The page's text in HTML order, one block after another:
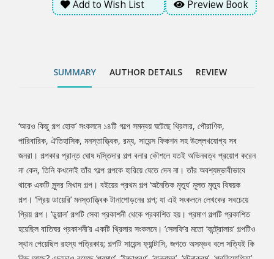
প্রকাশনী’র একটি থ্রিলার সংকলনে। ‘সেলফি’র মতো ‘কন্ট্রোলার’ গল্পটিও স্থান
ডমিনও এফেক্ট’ সংকলনের শেষ পরিবেশনা।
Add to Wish List Preview Book
SUMMARY AUTHOR DETAILS REVIEW
Tab
Article
‘আরও কিছু গল্প হোক’ সংকলনে ১৪টি গল্পে সমন্বয় ঘটেছে থ্রিলার, পৌরাণিক,
পারিবারিক, ঐতিহাসিক, মনস্তাত্ত্বিক, রম্য, সায়েন্স ফিকশন সহ উল্লেখযোগ্য সব
জনরা। গল্পকার প্রান্ত ঘোষ দস্তিদার গল্প বলার কৌশলে যতই অভিনবত্ব প্রয়োগ করেন
না কেন, তিনি কখনোই তাঁর গল্পে গল্পকে হারিয়ে যেতে দেন না। তাঁর অবশ্যম্ভাবীভাবে
থাকে একটি সুন্দর নিখাদ গল্প। বইয়ের প্রথম গল্প ‘অনৈতিক মৃত্যু’ মূলত মৃত্যু বিষয়ক
গল্প। ‘প্রিয় ডায়েরি’ মনস্তাত্ত্বিক টানাপোড়নের গল্প; যা এই সংকলনে লেখকের সবচেয়ে
প্রিয় গল্প। ‘ডুয়াল’ গল্পটি সেবা প্রকাশনী থেকে প্রকাশিত হয়। প্রমাণ গল্পটি প্রকাশিত
হয়েছিল বাতিঘর প্রকাশনী’র একটি থ্রিলার সংকলনে। ‘সেলফি’র মতো ‘কন্ট্রোলার’ গল্পটিও
স্থান পেয়েছিল রহস্য পত্রিকায়; গল্পটি সায়েন্স ফ্যান্টাসি, জগতে অসম্ভব বলে সত্যিই কি